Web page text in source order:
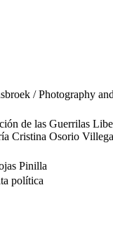
/ Photography
de las Guerrilas
Cristina Osorio
Pinilla
política